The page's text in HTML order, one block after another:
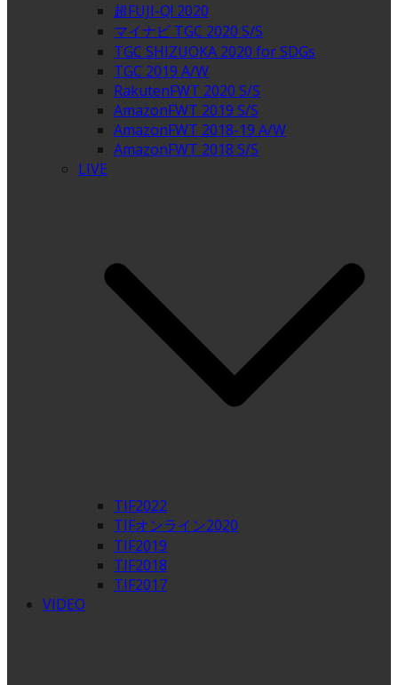
超FUJI-Q! 2020
マイナビ TGC 2020 S/S
TGC SHIZUOKA 2020 for SDGs
TGC 2019 A/W
RakutenFWT 2020 S/S
AmazonFWT 2019 S/S
AmazonFWT 2018-19 A/W
AmazonFWT 2018 S/S
LIVE
TIF2022
TIFオンライン2020
TIF2019
TIF2018
TIF2017
VIDEO